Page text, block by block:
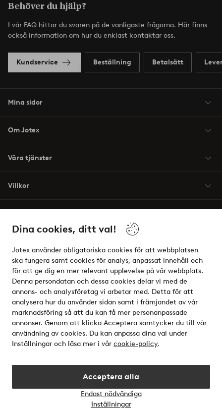
Dina cookies, ditt val!
Jotex använder obligatoriska cookies för att webbplatsen
ska fungera samt cookies för analys, anpassat innehåll och
för att ge dig en mer relevant upplevelse på vår webbplats.
Denna persondatan och dessa cookies delar vi med de
annons- och analysföretag vi arbetar med. Detta för att
analysera hur du använder sidan samt i främjandet av vår
marknadsföring så att du kan få mer personanpassade
annonser. Genom att klicka Acceptera samtycker du till vår
användning av cookies. Du kan anpassa dina val under
Inställningar och läsa mer i vår cookie-policy.
Acceptera alla
Endast nödvändiga
Inställningar
Behöver du hjälp?
I vår FAQ hittar du svaren på de vanligaste frågorna. Här finns
också information om hur du enklast kontaktar oss.
Kundservice Beställning Betalsätt
Mina sidor
Om Jotex
Våra tjänster
Villkor
Säkra betalningar - Betala direkt eller dela upp
Vill du veta mer om våra betalalternativ?
elpy